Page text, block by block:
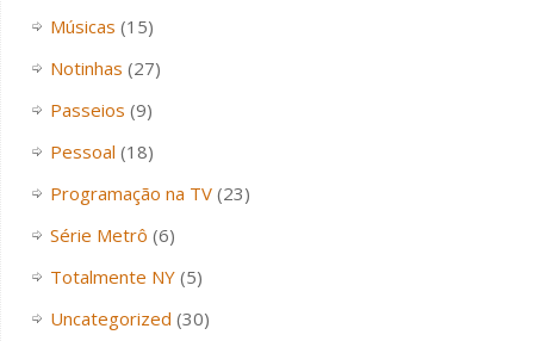
Músicas (15)
Notinhas (27)
Passeios (9)
Pessoal (18)
Programação na TV(23)
Série Metrô (6)
Totalmente NY(5)
Uncategorized (30)